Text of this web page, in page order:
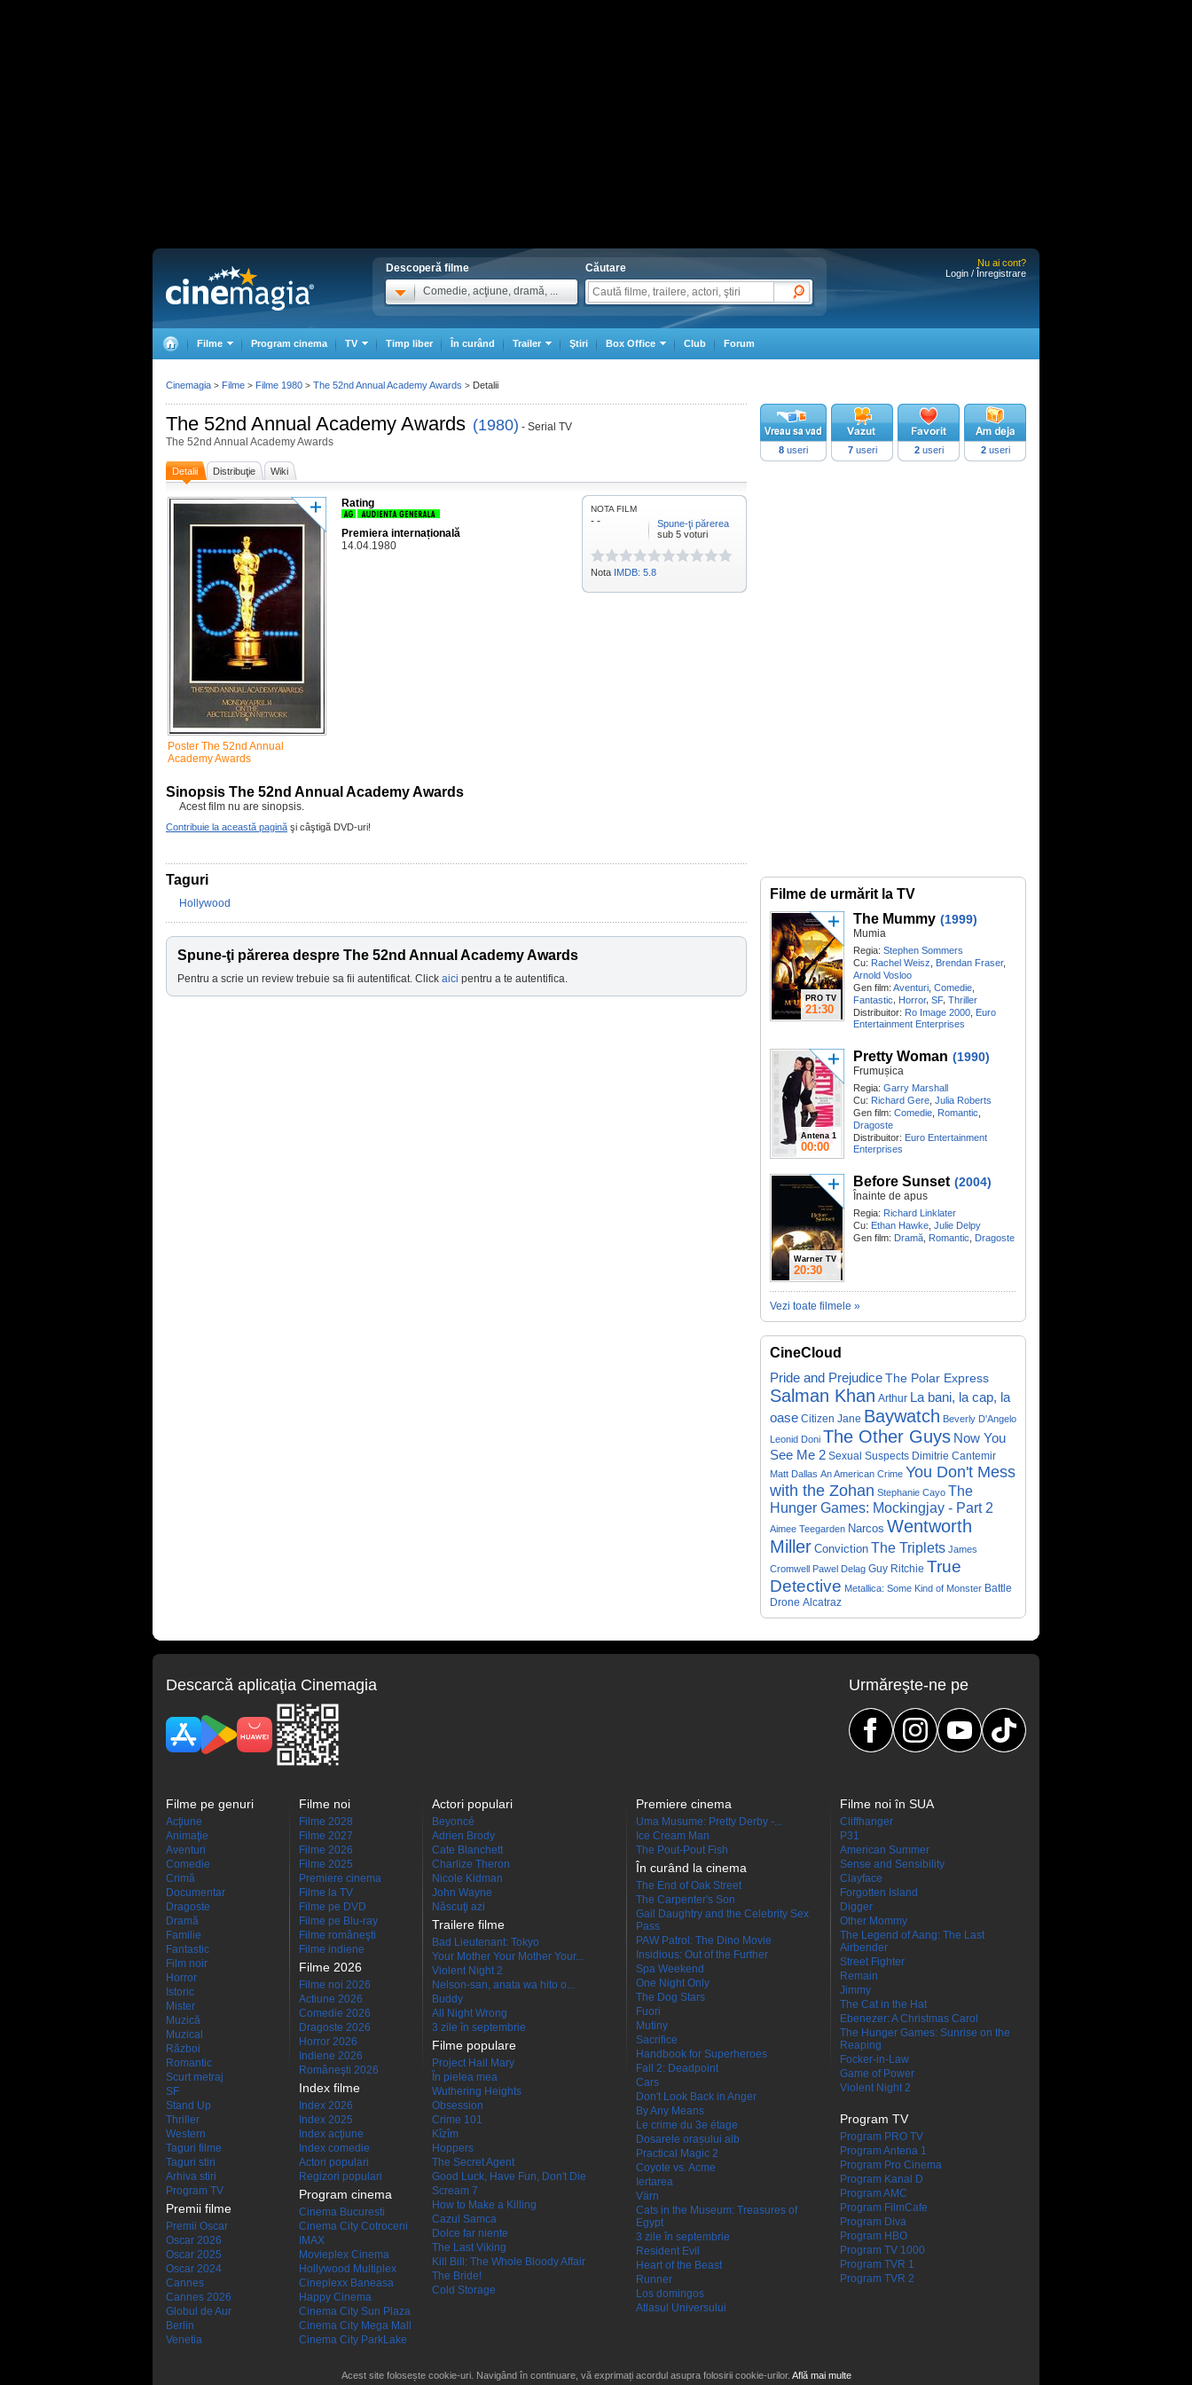
Descoperă filme
Comedie, acţiune, dramă, ...
Căutare
Nu ai cont?
Login / Înregistrare
Filme Program cinema TV Timp liber În curând Trailer Ştiri Box Office Club Forum
The 52nd Annual Academy Awards (1980) - Serial TV
The 52nd Annual Academy Awards
Detalii Distribuţie Wiki
Poster The 52nd Annual
Academy Awards
Rating
Premiera internațională
14.04.1980
Sinopsis The 52nd Annual Academy Awards
Acest film nu are sinopsis.
Contribuie la această pagină şi câştigă DVD-uri!
NOTA FILM
- -
Spune-ţi părerea
sub 5 voturi
Nota IMDB: 5.8
8 useri 7useri 2useri 2useri
Taguri
Hollywood
Spune-ţi părerea despre The 52nd Annual Academy Awards
Pentru a scrie un review trebuie sa fii autentificat. Click aici pentru a te autentifica.
Filme de urmărit la TV
PRO TV
21:30
The Mummy (1999)
Mumia
Regia: Stephen Sommers
Cu: Rachel Weisz Brendan Fraser,
Arnold Vosloo
Gen film: Aventuri Comedie
Fantastic, Horror, SF, Thriller
Distribuitor: Ro Image 2000 Euro
Entertainment Enterprises
Antena 1
00:00
Pretty Woman (1990)
Frumușica
Regia: Garry Marshall
Cu: Richard Gere Julia Roberts
Gen film: Comedie Romantic
Dragoste
Distribuitor: Euro Entertainment
Enterprises
Warner TV
20:30
Before Sunset (2004)
Înainte de apus
Regia: Richard Linklater
Cu: Ethan Hawke Julie Delpy
Gen film: Dramă Romantic Dragoste
Vezi toate filmele »
CineCloud
Pride and PrejudiceThe Polar Express
Salman Khan Arthur La bani, la cap, la
oase Citizen Jane Baywatch Beverly D'Angelo
Leonid Doni The Other Guys Now You
See Me 2 Sexual Suspects Dimitrie Cantemir
Matt Dallas An American Crime You Don't Mess
with the Zohan Stephanie Cayo The
Hunger Games: Mockingjay - Part 2
Aimee Teegarden Narcos Wentworth
Miller Conviction The Triplets James
Cromwell Pawel Delag Guy Ritchie True
Detective Metallica: Some Kind of Monster Battle
Drone Alcatraz
Cinemagia > Filme > Filme 1980 > The 52nd Annual Academy Awards > Detalii
Descarcă aplicaţia Cinemagia Urmăreşte-ne pe
Filme pe genuri
Acţiune
Animaţie
Aventuri
Comedie
Crimă
Documentar
Dragoste
Dramă
Familie
Fantastic
Film noir
Horror
Istoric
Mister
Muzică
Muzical
Război
Romantic
Scurt metraj
SF
Stand Up
Thriller
Western
Taguri filme
Taguri stiri
Arhiva stiri
Program TV
Premii filme
Premii Oscar
Oscar 2026
Oscar 2025
Oscar 2024
Cannes
Cannes 2026
Globul de Aur
Berlin
Venetia
Filme noi
Filme 2028
Filme 2027
Filme 2026
Filme 2025
Premiere cinema
Filme la TV
Filme pe DVD
Filme pe Blu-ray
Filme româneşti
Filme indiene
Filme 2026
Filme noi 2026
Actiune 2026
Comedie 2026
Dragoste 2026
Horror 2026
Indiene 2026
Româneşti 2026
Index filme
Index 2026
Index 2025
Index acţiune
Index comedie
Actori populari
Regizori populari
Program cinema
Cinema Bucuresti
Cinema City Cotroceni
IMAX
Movieplex Cinema
Hollywood Multiplex
Cineplexx Baneasa
Happy Cinema
Cinema City Sun Plaza
Cinema City Mega Mall
Cinema City ParkLake
Actori populari
Beyoncé
Adrien Brody
Cate Blanchett
Charlize Theron
Nicole Kidman
John Wayne
Născuţi azi
Trailere filme
Bad Lieutenant: Tokyo
Your Mother Your Mother Your...
Violent Night 2
Nelson-san, anata wa hito o...
Buddy
All Night Wrong
3 zile în septembrie
Filme populare
Project Hail Mary
În pielea mea
Wuthering Heights
Obsession
Crime 101
Kîzîm
Hoppers
The Secret Agent
Good Luck, Have Fun, Don't Die
Scream 7
How to Make a Killing
Cazul Samca
Dolce far niente
The Last Viking
Kill Bill: The Whole Bloody Affair
The Bride!
Cold Storage
Premiere cinema
Uma Musume: Pretty Derby -...
Ice Cream Man
The Pout-Pout Fish
În curând la cinema
The End of Oak Street
The Carpenter's Son
Gail Daughtry and the Celebrity Sex
Pass
PAW Patrol: The Dino Movie
Insidious: Out of the Further
Spa Weekend
One Night Only
The Dog Stars
Fuori
Mutiny
Sacrifice
Handbook for Superheroes
Fall 2: Deadpoint
Cars
Don't Look Back in Anger
By Any Means
Le crime du 3e étage
Dosarele orașului alb
Practical Magic 2
Coyote vs. Acme
Iertarea
Värn
Cats in the Museum: Treasures of
Egypt
3 zile în septembrie
Resident Evil
Heart of the Beast
Runner
Los domingos
Atlasul Universului
Filme noi în SUA
Cliffhanger
P31
American Summer
Sense and Sensibility
Clayface
Forgotten Island
Digger
Other Mommy
The Legend of Aang: The Last
Airbender
Street Fighter
Remain
Jimmy
The Cat in the Hat
Ebenezer: A Christmas Carol
The Hunger Games: Sunrise on the
Reaping
Focker-in-Law
Game of Power
Violent Night 2
Program TV
Program PRO TV
Program Antena 1
Program Pro Cinema
Program Kanal D
Program AMC
Program FilmCafe
Program Diva
Program HBO
Program TV 1000
Program TVR 1
Program TVR 2
Acest site folosește cookie-uri. Navigând în continuare, vă exprimați acordul asupra folosirii cookie-urilor. Află mai multe